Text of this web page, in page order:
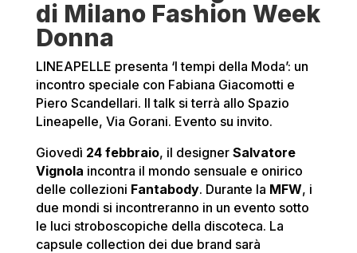
di Milano Fashion Week
Donna
LINEAPELLE presenta ‘I tempi della Moda’: un
incontro speciale con Fabiana Giacomotti e
Piero Scandellari. Il talk si terrà allo Spazio
Lineapelle, Via Gorani. Evento su invito.
Giovedì 24 febbraio, il designer Salvatore
Vignola incontra il mondo sensuale e onirico
delle collezioni Fantabody. Durante la MFW, i
due mondi si incontreranno in un evento sotto
le luci stroboscopiche della discoteca. La
capsule collection dei due brand sarà